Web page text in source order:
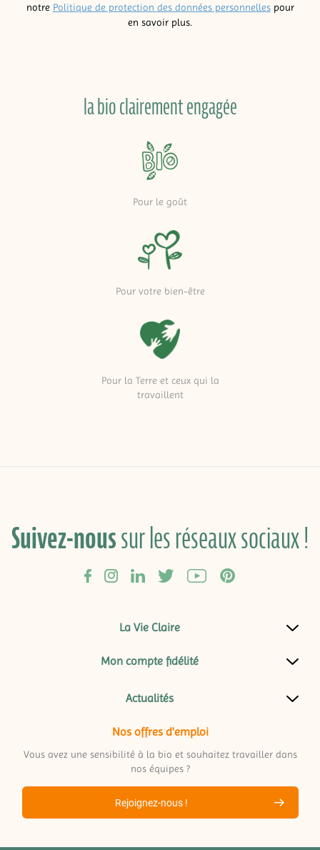
notre Politique de protection des données personnellespour
en savoir plus.
la bio clairement engagée
Pour le goût
Pour votre bien-être
Pour la Terre et ceux qui la
travaillent
Suivez-noussur les réseaux sociaux !
La Vie Claire
Mon compte fidélité
Actualités
Nos offres d'emploi
Vous avez une sensibilité à la bio et souhaitez travailler dans
nos équipes ?
Rejoignez-nous !